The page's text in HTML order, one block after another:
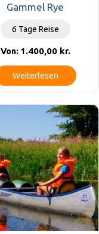
Gammel Rye
6 Tage Reise
Von: 1.400,00 kr.
Weiterlesen